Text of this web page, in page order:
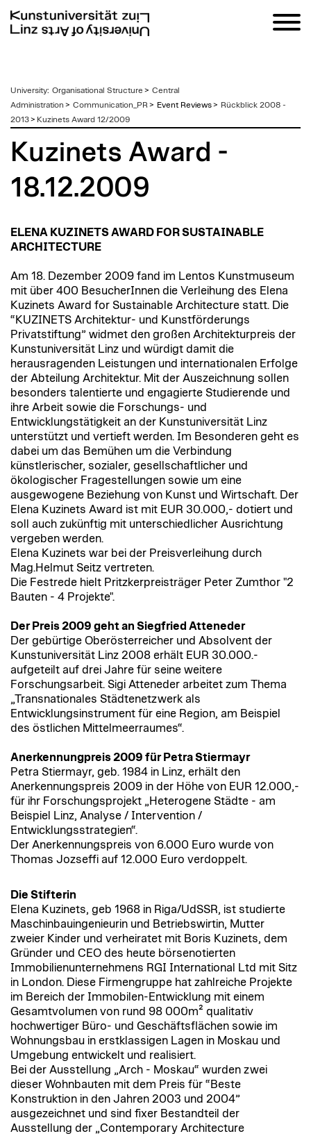
zum
Inhalt
University: Organisational Structure > Central
Administration > Communication_PR > Event Reviews > Rückblick 2008 -
2013> Kuzinets Award 12/2009
Kuzinets Award -
18.12.2009
ELENA KUZINETS AWARD FOR SUSTAINABLE
ARCHITECTURE
Am 18. Dezember 2009 fand im Lentos Kunstmuseum
mit über 400 BesucherInnen die Verleihung des Elena
Kuzinets Award for Sustainable Architecture statt. Die
“KUZINETS Architektur- und Kunstförderungs
Privatstiftung” widmet den großen Architekturpreis der
Kunstuniversität Linz und würdigt damit die
herausragenden Leistungen und internationalen Erfolge
der Abteilung Architektur. Mit der Auszeichnung sollen
besonders talentierte und engagierte Studierende und
ihre Arbeit sowie die Forschungs- und
Entwicklungstätigkeit an der Kunstuniversität Linz
unterstützt und vertieft werden. Im Besonderen geht es
dabei um das Bemühen um die Verbindung
künstlerischer, sozialer, gesellschaftlicher und
ökologischer Fragestellungen sowie um eine
ausgewogene Beziehung von Kunst und Wirtschaft. Der
Elena Kuzinets Award ist mit EUR 30.000,- dotiert und
soll auch zukünftig mit unterschiedlicher Ausrichtung
vergeben werden.
Elena Kuzinets war bei der Preisverleihung durch
Mag.Helmut Seitz vertreten.
Die Festrede hielt Pritzkerpreisträger Peter Zumthor "2
Bauten - 4 Projekte".
Der Preis 2009 geht an Siegfried Atteneder
Der gebürtige Oberösterreicher und Absolvent der
Kunstuniversität Linz 2008 erhält EUR 30.000.-
aufgeteilt auf drei Jahre für seine weitere
Forschungsarbeit. Sigi Atteneder arbeitet zum Thema
„Transnationales Städtenetzwerk als
Entwicklungsinstrument für eine Region, am Beispiel
des östlichen Mittelmeerraumes“.
Anerkennungpreis 2009 für Petra Stiermayr
Petra Stiermayr, geb. 1984 in Linz, erhält den
Anerkennungspreis 2009 in der Höhe von EUR 12.000,-
für ihr Forschungsprojekt „Heterogene Städte - am
Beispiel Linz, Analyse / Intervention /
Entwicklungsstrategien“.
Der Anerkennungspreis von 6.000 Euro wurde von
Thomas Jozseffi auf 12.000 Euro verdoppelt.
Die Stifterin
Elena Kuzinets, geb 1968 in Riga/UdSSR, ist studierte
Maschinbauingenieurin und Betriebswirtin, Mutter
zweier Kinder und verheiratet mit Boris Kuzinets, dem
Gründer und CEO des heute börsenotierten
Immobilienunternehmens RGI International Ltd mit Sitz
in London. Diese Firmengruppe hat zahlreiche Projekte
im Bereich der Immobilen-Entwicklung mit einem
Gesamtvolumen von rund 98 000m² qualitativ
hochwertiger Büro- und Geschäftsflächen sowie im
Wohnungsbau in erstklassigen Lagen in Moskau und
Umgebung entwickelt und realisiert.
Bei der Ausstellung „Arch - Moskau“ wurden zwei
dieser Wohnbauten mit dem Preis für “Beste
Konstruktion in den Jahren 2003 und 2004”
ausgezeichnet und sind fixer Bestandteil der
Ausstellung der „Contemporary Architecture